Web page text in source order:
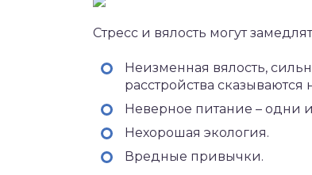
Стресс и вялость могут
Неизменная вялость,
расстройства сказываются
Неверное питание – одни
Нехорошая экология.
Вредные привычки.